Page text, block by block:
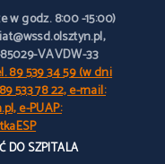
w godz. 8:00 -15:00)
VAVDW-33
89 539 34 59 (w dni
533 78 22, e-mail:
e-PUAP:
DO SZPITALA